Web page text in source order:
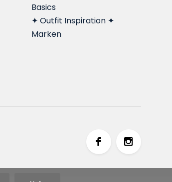
Basics
✦ Outfit Inspiration ✦
Marken